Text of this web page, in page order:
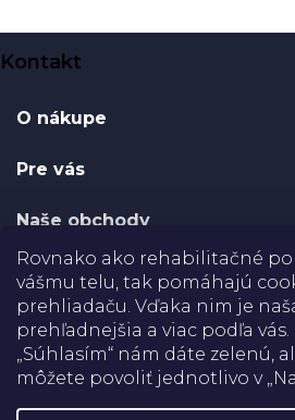
Rovnako ako rehabilitačné
vášmu telu, tak pomáhajú
prehliadaču. Vďaka nim je
prehľadnejšia a viac podľa
„Súhlasím“ nám dáte zelenú,
môžete povoliť jednotlivo v
á
Kontakt
O nákupe
Pre vás
Naše obchody
Certifikáty
Doprava
Platba